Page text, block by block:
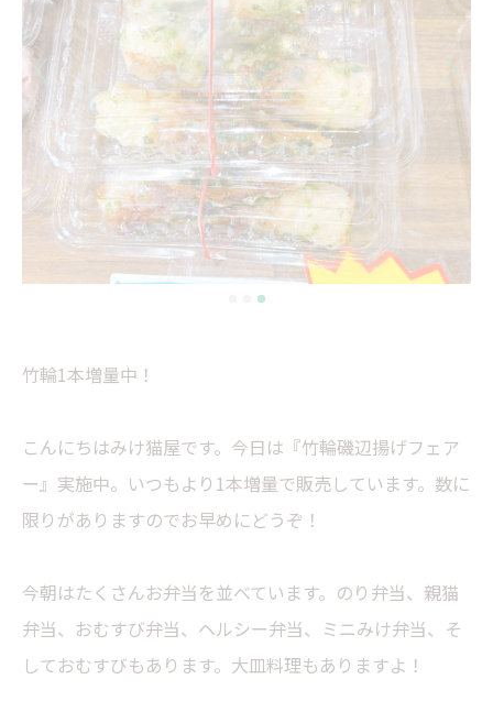
竹輪1本増量中！
こんにちはみけ猫屋です。今日は『竹輪磯辺揚げフェア
ー』実施中。いつもより1本増量で販売しています。数に
限りがありますのでお早めにどうぞ！
今朝はたくさんお弁当を並べています。のり弁当、親猫
弁当、おむすび弁当、ヘルシー弁当、ミニみけ弁当、そ
しておむすびもあります。大皿料理もありますよ！